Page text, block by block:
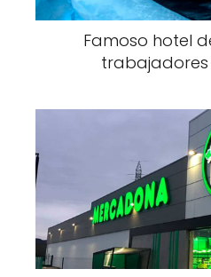
Famoso hotel
trabajadores